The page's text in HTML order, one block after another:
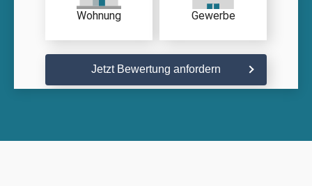
Wohnung Gewerbe
Jetzt Bewertung anfordern